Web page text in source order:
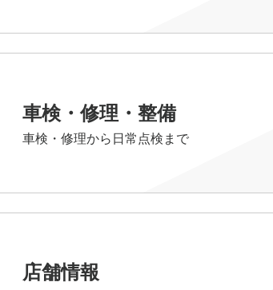
車検・修理・整備
車検・修理から日常点検まで
店舗情報